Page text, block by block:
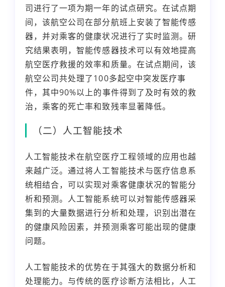
司进行了一项为期一年的试点研究。在试点期
间，该航空公司在部分航班上安装了智能传感
器，并对乘客的健康状况进行了实时监测。研
究结果表明，智能传感器技术可以有效地提高
航空医疗救援的效率和质量。在试点期间，该
航空公司共处理了100多起空中突发医疗事
件，其中90%以上的事件得到了及时有效的救
治，乘客的死亡率和致残率显著降低。
（二）人工智能技术
人工智能技术在航空医疗工程领域的应用也越
来越广泛。通过将人工智能技术与医疗信息系
统相结合，可以实现对乘客健康状况的智能分
析和预测。人工智能系统可以对智能传感器采
集到的大量数据进行分析和处理，识别出潜在
的健康风险因素，并预测乘客可能出现的健康
问题。
人工智能技术的优势在于其强大的数据分析和
处理能力。与传统的医疗诊断方法相比，人工